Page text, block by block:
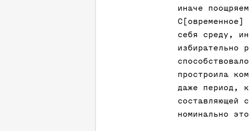
иначе
С[овременное]
себя среду,
избирательно
простроила
даже период,
составляющей
номинально